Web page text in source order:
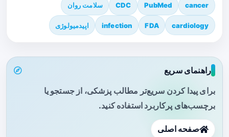
cancer
PubMed
CDC سلامت روان
cardiology
FDA
infection اپیدمیولوژی
راهنمای سریع
برای پیدا کردن سریع‌تر مطالب پزشکی، از جستجو یا
برچسب‌های پرکاربرد استفاده کنید.
صفحه اصلی